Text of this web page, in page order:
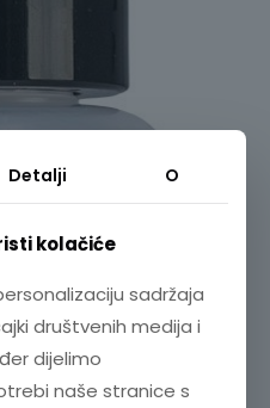
Detalji O
kolačiće
sadržaja
društvenih medija i
dijelimo
naše stranice s